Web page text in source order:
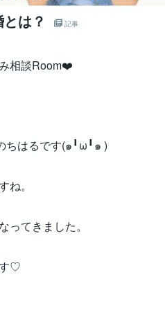
は？ 記事
相談Room❤️
ちはるです(๑╹ω╹๑ )
ね。
ってきました。
♡